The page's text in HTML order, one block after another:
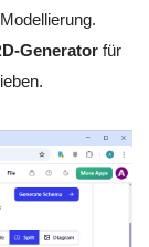
Generator für